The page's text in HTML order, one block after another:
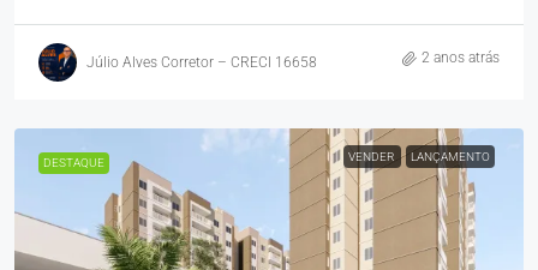
Júlio Alves Corretor – CRECI 16658 2 anos atrás
DESTAQUE VENDER LANÇAMENTO